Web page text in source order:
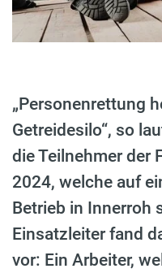
„Personenrettung
Getreidesilo“, so
die Teilnehmer der
2024, welche auf
Betrieb in Innerroh
Einsatzleiter fand
vor: Ein Arbeiter,